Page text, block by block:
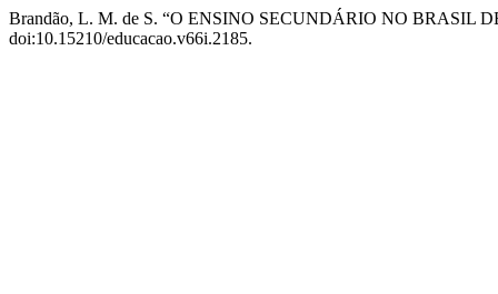
Brandão, L. M. de S. “O ENSINO SECUNDÁRIO NO BRASIL
doi:10.15210/educacao.v66i.2185.